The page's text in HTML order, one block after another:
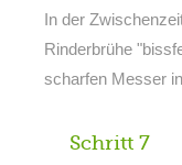
In der
Rinderbrühe
scharfen Messer
Schritt 7